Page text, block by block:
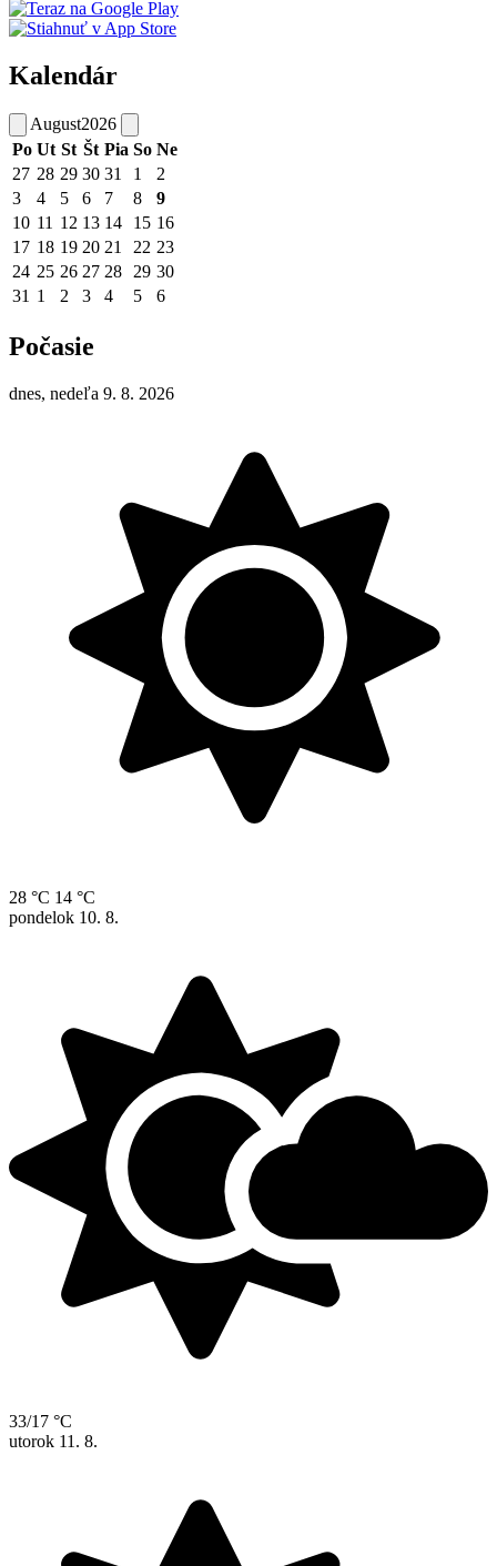
Kalendár
August2026
Po Ut St Št Pia So Ne
27 28 29 30 31 1
2
3
4 5 6 7 8
9
10 11 12 13 14 15 16
17 18 19 20 21 22 23
24 25 26 27 28 29 30
31 1 2 3 4 5 6
Počasie
dnes, nedeľa 9. 8. 2026
28 °C 14 °C
pondelok 10. 8.
33/17 °C
utorok 11. 8.